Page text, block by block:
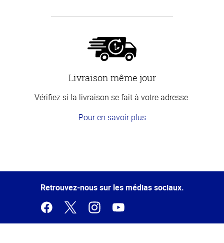
Livraison même jour
Vérifiez si la livraison se fait à votre adresse.
Pour en savoir plus
de la
Retrouvez-nous sur les médias sociaux.